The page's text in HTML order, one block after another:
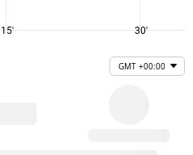
15' 30'
GMT +00:00